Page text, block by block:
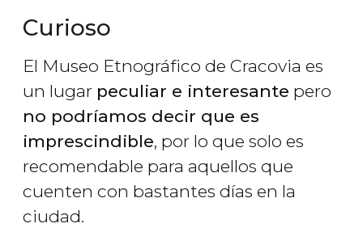
Curioso
El Museo Etnográfico de Cracovia es
un lugar peculiar e interesante pero
no podríamos decir que es
imprescindible, por lo que solo es
recomendable para aquellos que
cuenten con bastantes días en la
ciudad.